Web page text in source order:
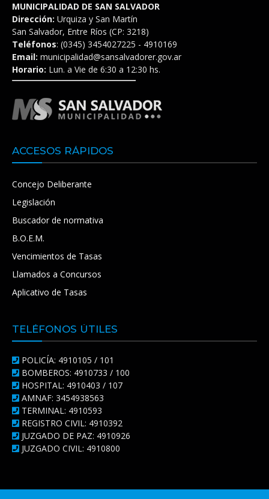
MUNICIPALIDAD DE SAN SALVADOR
Dirección: Urquiza y San Martín
San Salvador, Entre Ríos (CP: 3218)
Teléfonos: (0345) 3454027225 - 4910169
Email: municipalidad@sansalvadorer.gov.ar
Horario: Lun. a Vie de 6:30 a 12:30 hs.
ACCESOS RÁPIDOS
Concejo Deliberante
Legislación
Buscador de normativa
B.O.E.M.
Vencimientos de Tasas
Llamados a Concursos
Aplicativo de Tasas
TELÉFONOS ÚTILES
POLICÍA: 4910105 / 101
BOMBEROS: 4910733 / 100
HOSPITAL: 4910403 / 107
AMNAF: 3454938563
TERMINAL: 4910593
REGISTRO CIVIL: 4910392
JUZGADO DE PAZ: 4910926
JUZGADO CIVIL: 4910800